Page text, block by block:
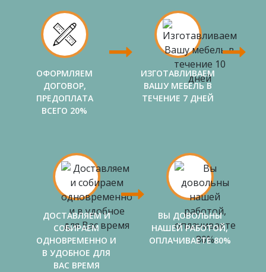
ОФОРМЛЯЕМ
ДОГОВОР,
ПРЕДОПЛАТА
ВСЕГО 20%
ИЗГОТАВЛИВАЕМ
ВАШУ МЕБЕЛЬ В
ТЕЧЕНИЕ 7 ДНЕЙ
ДОСТАВЛЯЕМ И
СОБИРАЕМ
ОДНОВРЕМЕННО И
В УДОБНОЕ ДЛЯ
ВАС ВРЕМЯ
ВЫ ДОВОЛЬНЫ
НАШЕЙ РАБОТОЙ,
ОПЛАЧИВАЕТЕ 80%